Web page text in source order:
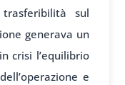
sul
generava un
crisi l’equilibrio
e